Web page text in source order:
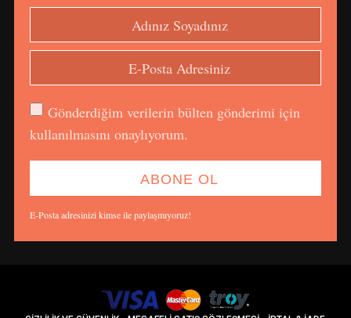
Gönderdiğim verilerin bülten gönderimi için
kullanılmasını onaylıyorum.
E-Posta adresinizi kimse ile paylaşmıyoruz!